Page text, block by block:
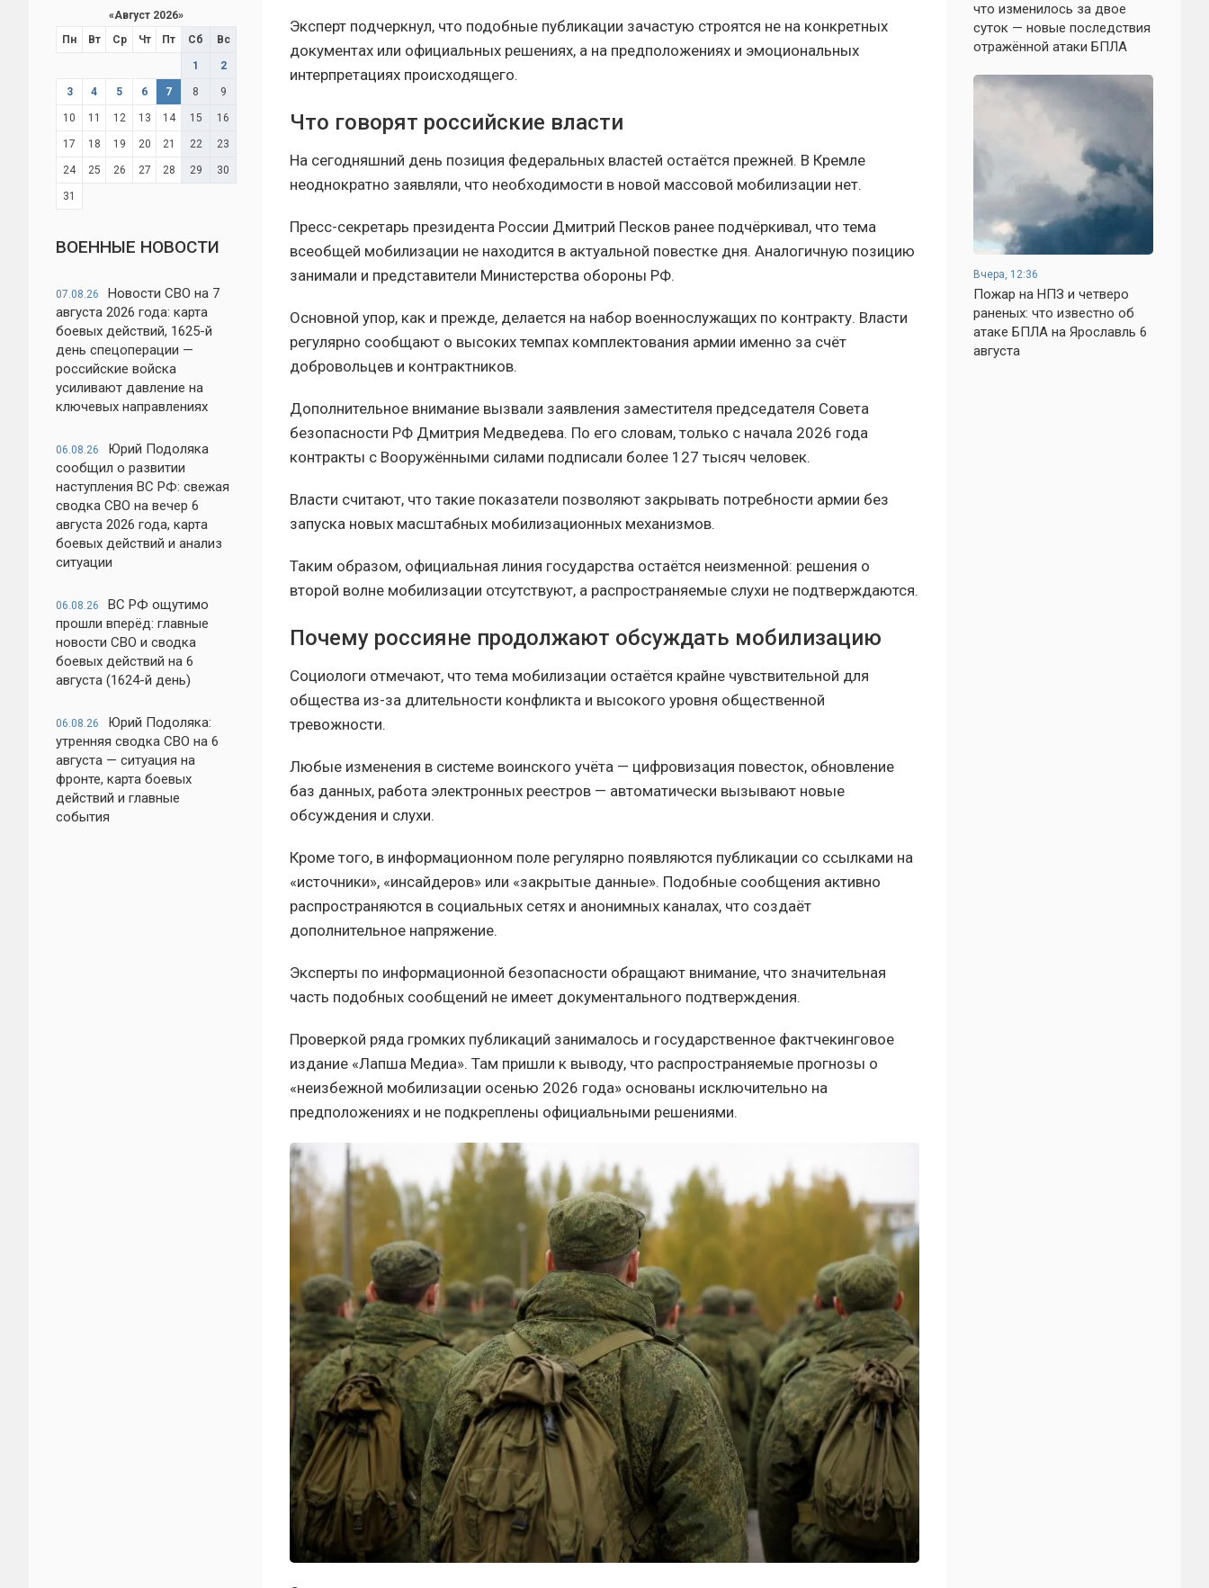
«Август 2026»
Пн
Вт Ср Чт Пт Сб Вс
1 2
3 4 5 6 7 8 9
10 11 12 13 14 15 16
17 18 19 20 21 22 23
24 25 26 27 28 29 30
31
ВОЕННЫЕ НОВОСТИ
07.08.26
Новости СВО на 7
августа 2026 года: карта
боевых действий, 1625-й
день спецоперации —
российские войска
усиливают давление на
ключевых направлениях
06.08.26
Юрий Подоляка
сообщил о развитии
наступления ВС РФ: свежая
сводка СВО на вечер 6
августа 2026 года, карта
боевых действий и анализ
ситуации
06.08.26
ВС РФ ощутимо
прошли вперёд: главные
новости СВО и сводка
боевых действий на 6
августа (1624-й день)
06.08.26
Юрий Подоляка:
утренняя сводка СВО на 6
августа — ситуация на
фронте, карта боевых
действий и главные
события
Эксперт подчеркнул, что подобные публикации зачастую строятся не на конкретных
документах или официальных решениях, а на предположениях и эмоциональных
интерпретациях происходящего.
Что говорят российские власти
На сегодняшний день позиция федеральных властей остаётся прежней. В Кремле
неоднократно заявляли, что необходимости в новой массовой мобилизации нет.
Пресс-секретарь президента России Дмитрий Песков ранее подчёркивал, что тема
всеобщей мобилизации не находится в актуальной повестке дня. Аналогичную позицию
занимали и представители Министерства обороны РФ.
Основной упор, как и прежде, делается на набор военнослужащих по контракту. Власти
регулярно сообщают о высоких темпах комплектования армии именно за счёт
добровольцев и контрактников.
Дополнительное внимание вызвали заявления заместителя председателя Совета
безопасности РФ Дмитрия Медведева. По его словам, только с начала 2026 года
контракты с Вооружёнными силами подписали более 127 тысяч человек.
Власти считают, что такие показатели позволяют закрывать потребности армии без
запуска новых масштабных мобилизационных механизмов.
Таким образом, официальная линия государства остаётся неизменной: решения о
второй волне мобилизации отсутствуют, а распространяемые слухи не подтверждаются.
Почему россияне продолжают обсуждать мобилизацию
Социологи отмечают, что тема мобилизации остаётся крайне чувствительной для
общества из-за длительности конфликта и высокого уровня общественной
тревожности.
Любые изменения в системе воинского учёта — цифровизация повесток, обновление
баз данных, работа электронных реестров — автоматически вызывают новые
обсуждения и слухи.
Кроме того, в информационном поле регулярно появляются публикации со ссылками на
«источники», «инсайдеров» или «закрытые данные». Подобные сообщения активно
распространяются в социальных сетях и анонимных каналах, что создаёт
дополнительное напряжение.
Эксперты по информационной безопасности обращают внимание, что значительная
часть подобных сообщений не имеет документального подтверждения.
Проверкой ряда громких публикаций занималось и государственное фактчекинговое
издание «Лапша Медиа». Там пришли к выводу, что распространяемые прогнозы о
«неизбежной мобилизации осенью 2026 года» основаны исключительно на
предположениях и не подкреплены официальными решениями.
что изменилось за двое
суток — новые последствия
отражённой атаки БПЛА
Вчера, 12:36
Пожар на НПЗ и четверо
раненых: что известно об
атаке БПЛА на Ярославль 6
августа